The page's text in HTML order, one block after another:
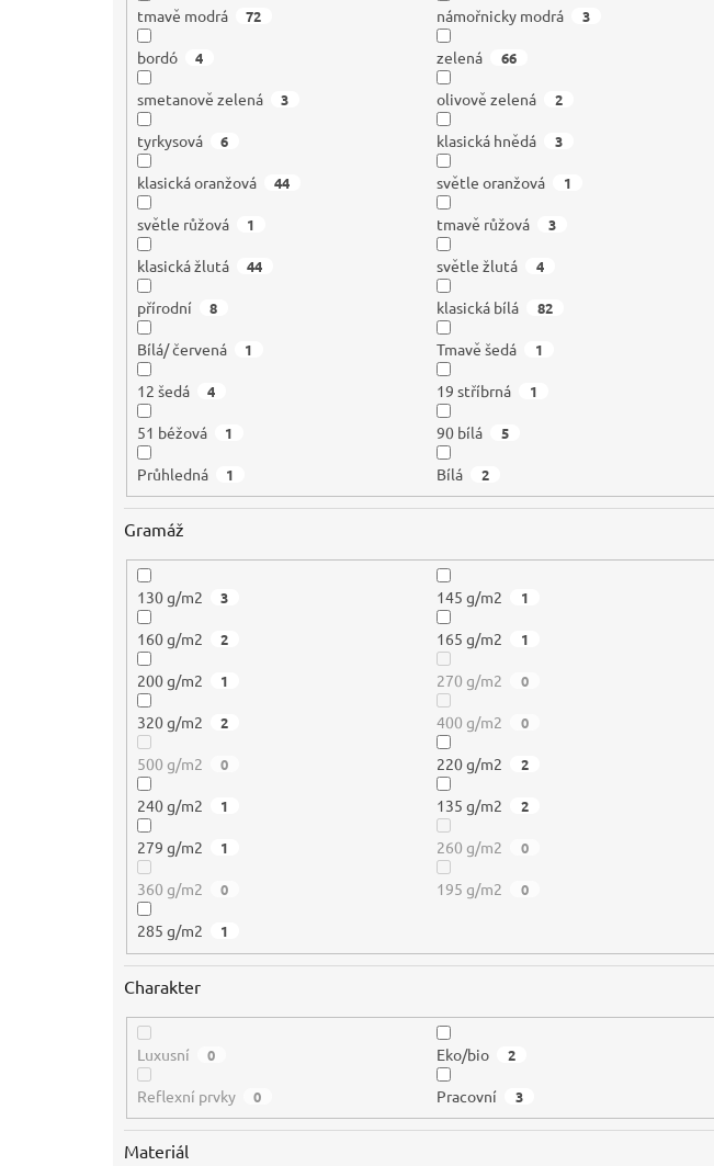
tmavě modrá 72 námořnicky modrá 3
bordó 4 zelená 66
smetanově zelená 3 olivově zelená 2
tyrkysová 6 klasická hnědá 3
klasická oranžová 44 světle oranžová 1
světle růžová 1 tmavě růžová 3
klasická žlutá 44 světle žlutá 4
přírodní 8 klasická bílá 82
Bílá/ červená 1 Tmavě šedá 1
12 šedá 4 19 stříbrná 1
51 béžová 1 90 bílá 5
Průhledná 1 Bílá 2
Gramáž
130 g/m2 3 145 g/m2 1
160 g/m2 2 165 g/m2 1
200 g/m2 1 270 g/m2 0
320 g/m2 2 400 g/m2 0
500 g/m2 0 220 g/m2 2
240 g/m2 1 135 g/m2 2
279 g/m2 1 260 g/m2 0
360 g/m2 0 195 g/m2 0
285 g/m2 1
Charakter
Luxusní 0 Eko/bio 2
Reflexní prvky 0 Pracovní 3
Materiál